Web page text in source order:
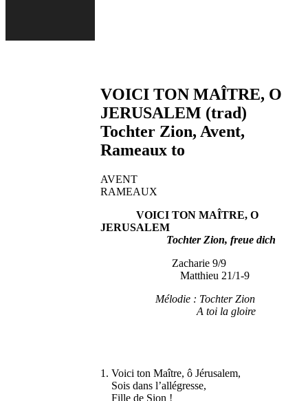
VOICI TON MAÎTRE, O
JERUSALEM (trad)
Tochter Zion, Avent,
Rameaux to
AVENT
RAMEAUX
VOICI TON MAÎTRE, O
JERUSALEM
Tochter Zion, freue dich
Zacharie 9/9
Matthieu 21/1-9
Mélodie : Tochter Zion
A toi la gloire
1. Voici ton Maître, ô Jérusalem,
Sois dans l’allégresse,
Fille de Sion !